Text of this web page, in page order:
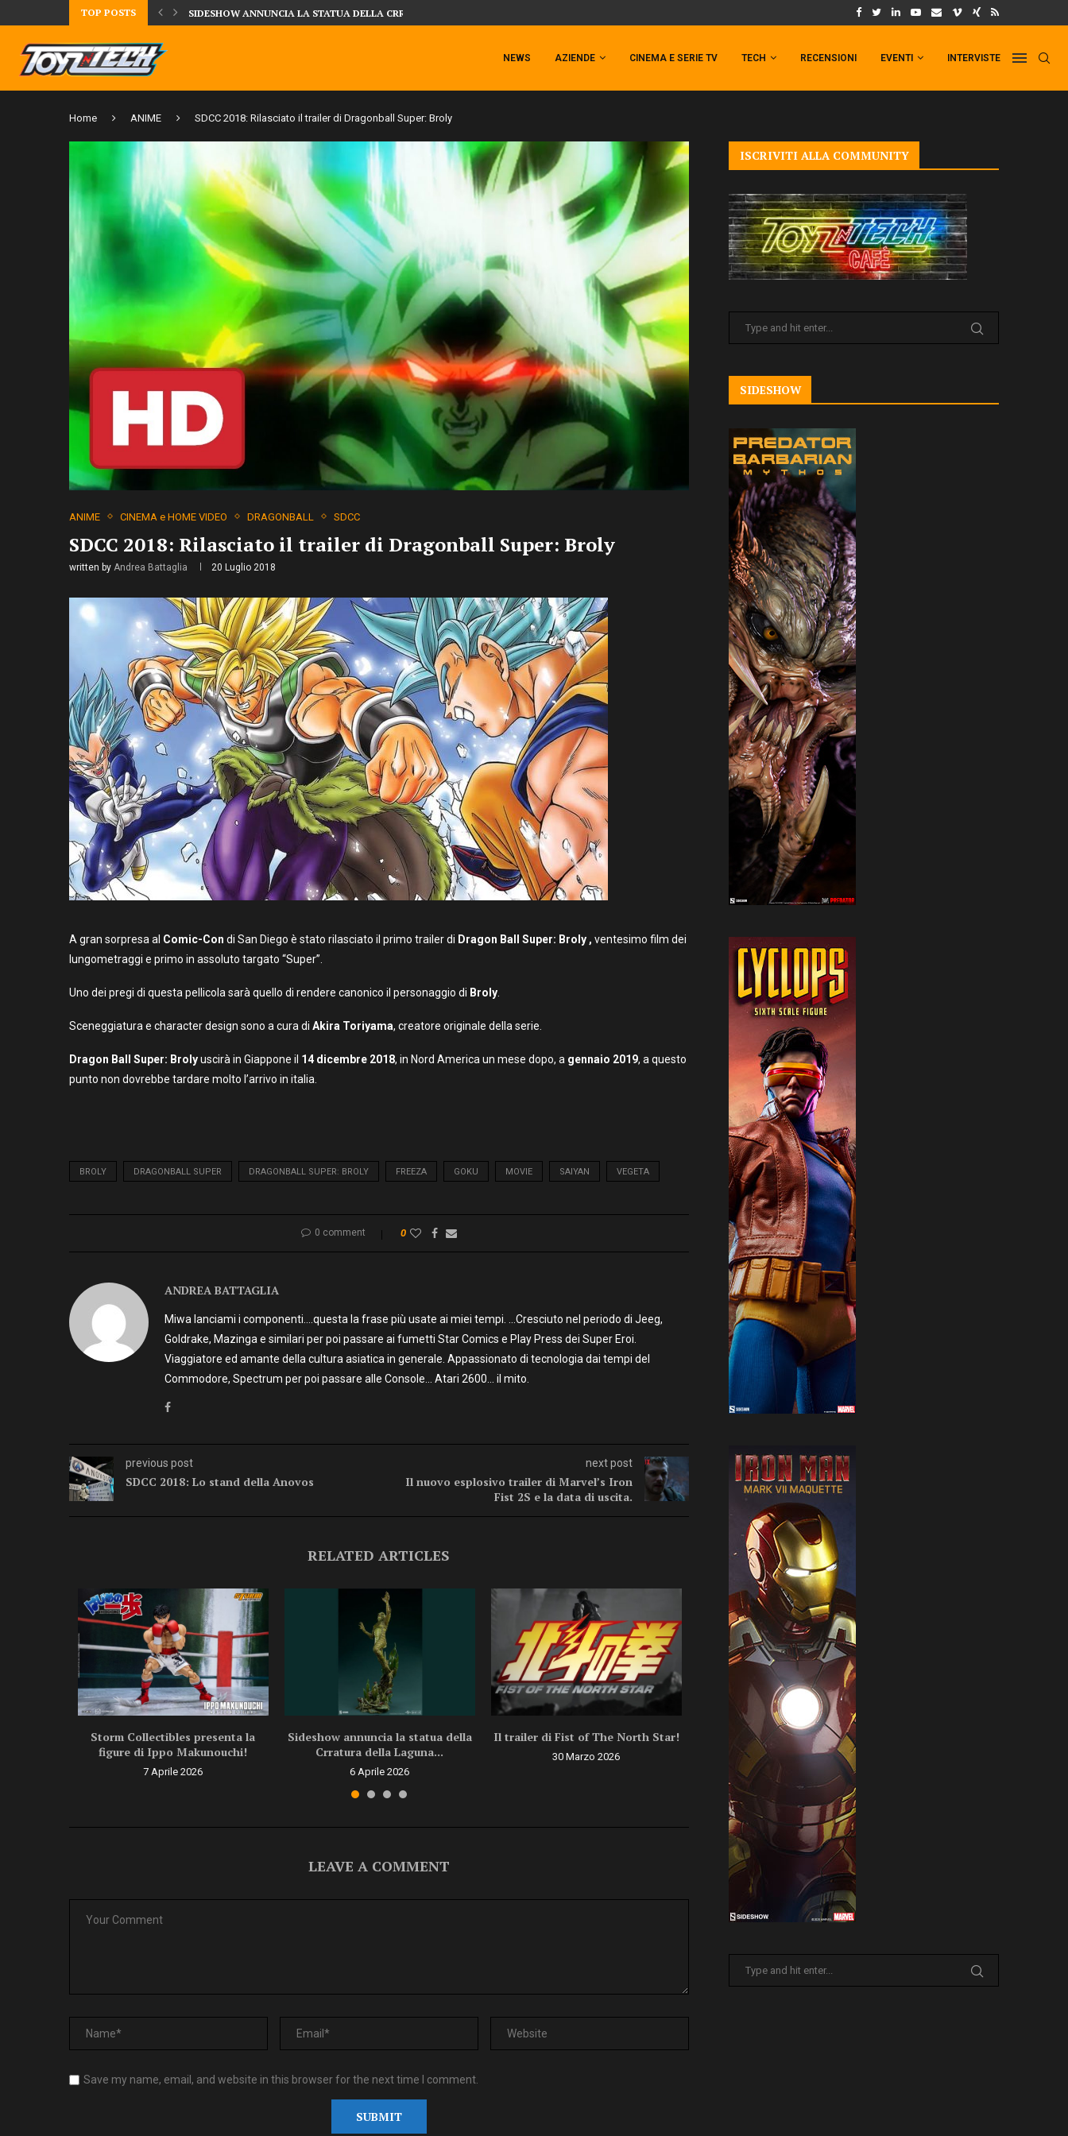
TOP POSTS DAL MONDO DEGLI X-MEN ARRIVA TEMPESTA TARGATA SIDESHOW! IL TRAILER DI FIST OF THE NORTH STAR!
NEWS AZIENDE CINEMA E SERIE TV TECH RECENSIONI EVENTI INTERVISTE
Home ANIME SDCC 2018: Rilasciato il trailer di Dragonball Super: Broly
ANIME CINEMA e HOME VIDEO DRAGONBALL SDCC
SDCC 2018: Rilasciato il trailer di Dragonball Super: Broly
written by Andrea Battaglia 20 Luglio 2018
A gran sorpresa al Comic-Con di San Diego è stato rilasciato il primo trailer di Dragon Ball Super: Broly , ventesimo film dei
lungometraggi e primo in assoluto targato “Super”.
Uno dei pregi di questa pellicola sarà quello di rendere canonico il personaggio di Broly
Sceneggiatura e character design sono a cura di Akira Toriyama, creatore originale della serie.
Dragon Ball Super: Brolyuscirà in Giappone il 14 dicembre 2018, in Nord America un mese dopo, a gennaio 2019, a questo
punto non dovrebbe tardare molto l’arrivo in italia.
BROLY DRAGONBALL SUPER DRAGONBALL SUPER: BROLY FREEZA GOKU MOVIE SAIYAN VEGETA
0 comment 0
ANDREA BATTAGLIA
Miwa lanciami i componenti….questa la frase più usate ai miei tempi. …Cresciuto nel periodo di Jeeg,
Goldrake, Mazinga e similari per poi passare ai fumetti Star Comics e Play Press dei Super Eroi.
Viaggiatore ed amante della cultura asiatica in generale. Appassionato di tecnologia dai tempi del
Commodore, Spectrum per poi passare alle Console… Atari 2600… il mito.
previous post
SDCC 2018: Lo stand della Anovos
next post
Il nuovo esplosivo trailer di Marvel’s Iron
Fist 2S e la data di uscita.
RELATED ARTICLES
Storm Collectibles presenta la
figure di Ippo Makunouchi!
7 Aprile 2026
Sideshow annuncia la statua della
Crratura della Laguna...
6 Aprile 2026
Il trailer di Fist of The North Star!
30 Marzo 2026
Tume annuncia il busto di
Goldrake!
29 Marzo 2026
LEAVE A COMMENT
Save my name, email, and website in this browser for the next time I comment.
ISCRIVITI ALLA COMMUNITY
SIDESHOW